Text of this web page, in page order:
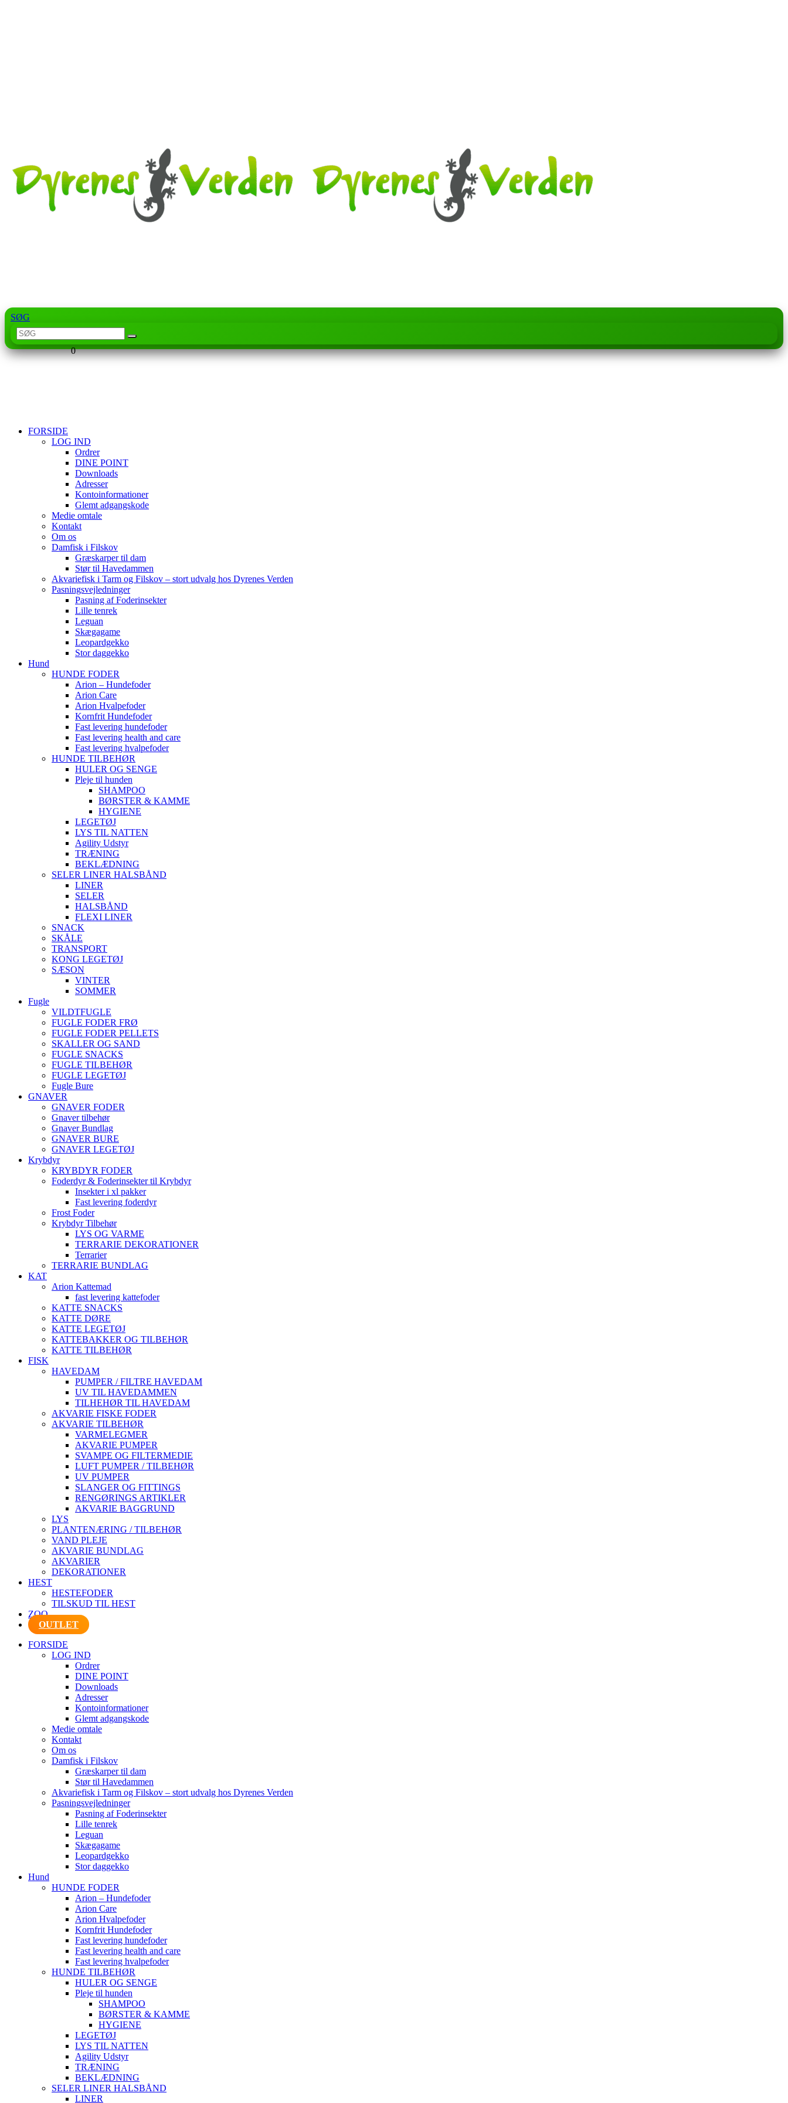
SØG
0
FORSIDE
LOG IND
Ordrer
DINE POINT
Downloads
Adresser
Kontoinformationer
Glemt adgangskode
Medie omtale
Kontakt
Om os
Damfisk i Filskov
Græskarper til dam
Stør til Havedammen
Akvariefisk i Tarm og Filskov – stort udvalg hos Dyrenes Verden
Pasningsvejledninger
Pasning af Foderinsekter
Lille tenrek
Leguan
Skægagame
Leopardgekko
Stor daggekko
Hund
HUNDE FODER
Arion – Hundefoder
Arion Care
Arion Hvalpefoder
Kornfrit Hundefoder
Fast levering hundefoder
Fast levering health and care
Fast levering hvalpefoder
HUNDE TILBEHØR
HULER OG SENGE
Pleje til hunden
SHAMPOO
BØRSTER & KAMME
HYGIENE
LEGETØJ
LYS TIL NATTEN
Agility Udstyr
TRÆNING
BEKLÆDNING
SELER LINER HALSBÅND
LINER
SELER
HALSBÅND
FLEXI LINER
SNACK
SKÅLE
TRANSPORT
KONG LEGETØJ
SÆSON
VINTER
SOMMER
Fugle
VILDTFUGLE
FUGLE FODER FRØ
FUGLE FODER PELLETS
SKALLER OG SAND
FUGLE SNACKS
FUGLE TILBEHØR
FUGLE LEGETØJ
Fugle Bure
GNAVER
GNAVER FODER
Gnaver tilbehør
Gnaver Bundlag
GNAVER BURE
GNAVER LEGETØJ
Krybdyr
KRYBDYR FODER
Foderdyr & Foderinsekter til Krybdyr
Insekter i xl pakker
Fast levering foderdyr
Frost Foder
Krybdyr Tilbehør
LYS OG VARME
TERRARIE DEKORATIONER
Terrarier
TERRARIE BUNDLAG
KAT
Arion Kattemad
fast levering kattefoder
KATTE SNACKS
KATTE DØRE
KATTE LEGETØJ
KATTEBAKKER OG TILBEHØR
KATTE TILBEHØR
FISK
HAVEDAM
PUMPER / FILTRE HAVEDAM
UV TIL HAVEDAMMEN
TILHEHØR TIL HAVEDAM
AKVARIE FISKE FODER
AKVARIE TILBEHØR
VARMELEGMER
AKVARIE PUMPER
SVAMPE OG FILTERMEDIE
LUFT PUMPER / TILBEHØR
UV PUMPER
SLANGER OG FITTINGS
RENGØRINGS ARTIKLER
AKVARIE BAGGRUND
LYS
PLANTENÆRING / TILBEHØR
VAND PLEJE
AKVARIE BUNDLAG
AKVARIER
DEKORATIONER
HEST
HESTEFODER
TILSKUD TIL HEST
ZOO
OUTLET
FORSIDE
LOG IND
Ordrer
DINE POINT
Downloads
Adresser
Kontoinformationer
Glemt adgangskode
Medie omtale
Kontakt
Om os
Damfisk i Filskov
Græskarper til dam
Stør til Havedammen
Akvariefisk i Tarm og Filskov – stort udvalg hos Dyrenes Verden
Pasningsvejledninger
Pasning af Foderinsekter
Lille tenrek
Leguan
Skægagame
Leopardgekko
Stor daggekko
Hund
HUNDE FODER
Arion – Hundefoder
Arion Care
Arion Hvalpefoder
Kornfrit Hundefoder
Fast levering hundefoder
Fast levering health and care
Fast levering hvalpefoder
HUNDE TILBEHØR
HULER OG SENGE
Pleje til hunden
SHAMPOO
BØRSTER & KAMME
HYGIENE
LEGETØJ
LYS TIL NATTEN
Agility Udstyr
TRÆNING
BEKLÆDNING
SELER LINER HALSBÅND
LINER